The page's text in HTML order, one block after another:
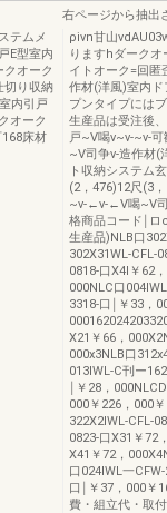
テムメ
E型室内
オーク
切り収納
内引戸
オーク
床材
右ページから抽出
ρivn甘山
りますhダーク
イトオーク=回匿
作材(洋風)室内
プンタイプには
生産品は受注後
戸~V喝v~v-~v-
~V司争v-造作材(
ト収納システム
(2，476)12尺(3
~v-←v-←V喝~V司
格商品コード￨ロ
生産品)NLB口
302X31WL-CFL-
0818-口X4I￥62
000NLC口
3318-口￨￥33，
X21￥66，
000x3NLB口
013IWL-C刊ー
￨￥28，
000￥226，000
322X2IWL-CFL-
0823-口X31￥72
X41￥72，
口024IWL一
口￨￥37，000￥
費・組立代・取